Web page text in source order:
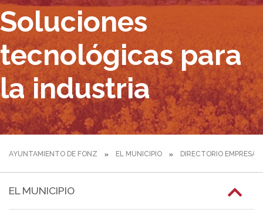
Soluciones
tecnológicas para
la industria
AYUNTAMIENTO DE FONZ EL MUNICIPIO DIRECTORIO
EL MUNICIPIO